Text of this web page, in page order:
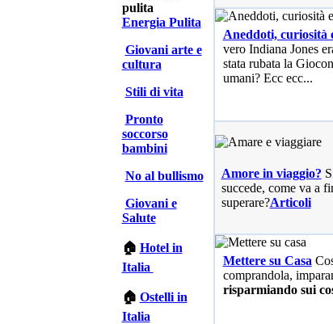
Energia Pulita
Giovani arte e
cultura
Stili di vita
Pronto
soccorso
bambini
No al bullismo
Giovani e
Salute
🏠 Hotel in
Italia
🏠 Ostelli in
Italia
Aneddoti, curiosità
vero Indiana Jones
stata rubata la
umani? Ecc ecc...
Amore in viaggio?
succede, come va a
superare?Articoli
Mettere su Casa
comprandola,
risparmiando sui